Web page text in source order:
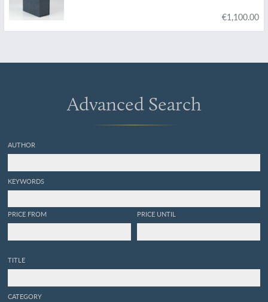
€1,100.00
Advanced Search
AUTHOR
KEYWORDS
PRICE FROM PRICE UNTIL
TITLE
CATEGORY